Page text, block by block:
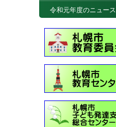
令和元年度のニュース